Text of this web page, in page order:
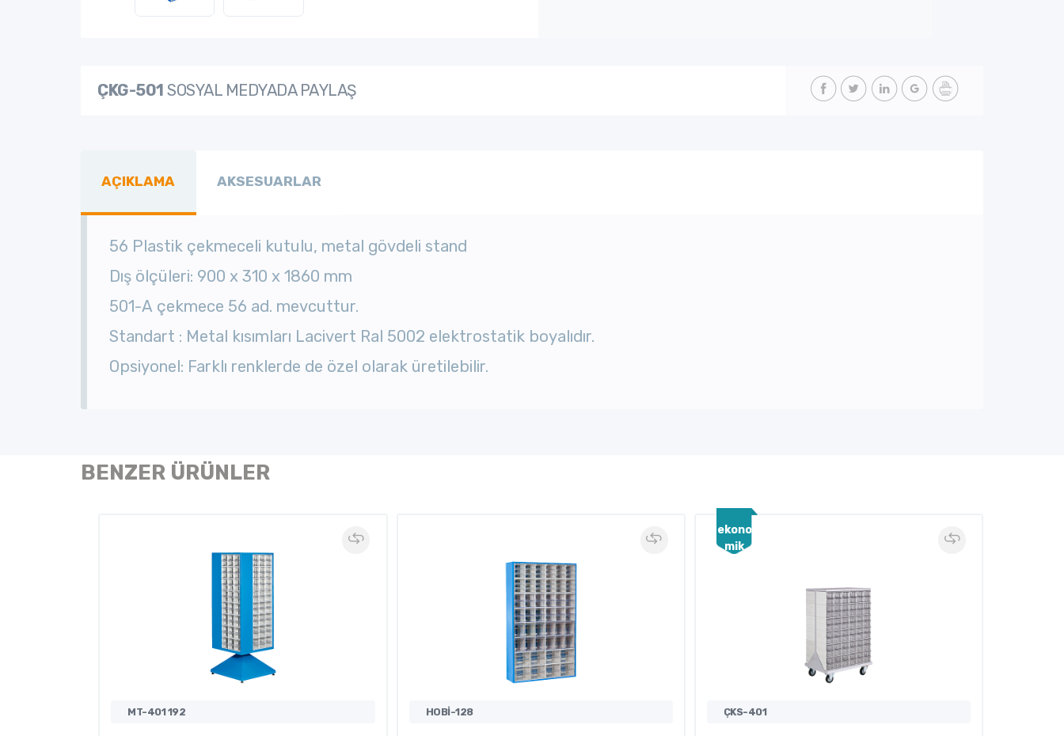
ÇKG-501 SOSYAL MEDYADA PAYLAŞ
AÇIKLAMA AKSESUARLAR
56 Plastik çekmeceli kutulu, metal gövdeli stand
Dış ölçüleri: 900 x 310 x 1860 mm
501-A çekmece 56 ad. mevcuttur.
Standart : Metal kısımları Lacivert Ral 5002 elektrostatik boyalıdır.
Opsiyonel: Farklı renklerde de özel olarak üretilebilir.
BENZER ÜRÜNLER
MT-401 192 HOBİ-128
ekono
mik
ÇKS-401